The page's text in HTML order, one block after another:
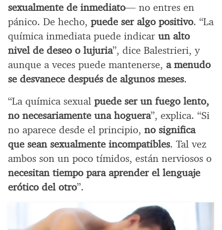
sexualmente de inmediato— no entres en
pánico. De hecho, puede ser algo positivo. “La
química inmediata puede indicar un alto
nivel de deseo o lujuria”, dice Balestrieri, y
aunque a veces puede mantenerse, a menudo
se desvanece después de algunos meses.
“La química sexual puede ser un fuego lento,
no necesariamente una hoguera”, explica. “Si
no aparece desde el principio, no significa
que sean sexualmente incompatibles. Tal vez
ambos son un poco tímidos, están nerviosos o
necesitan tiempo para aprender el lenguaje
erótico del otro”.